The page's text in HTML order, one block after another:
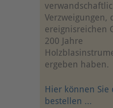
Verzweigungen,
ereignisreichen
200 Jahre
ergeben haben.
Hier können Sie
bestellen ...